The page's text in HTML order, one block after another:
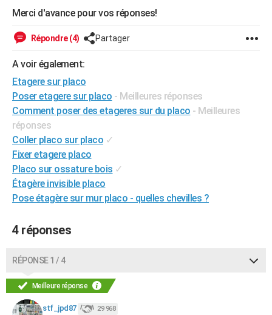
BONS PLANS
CARTE DE VOEUX
Carte de Noël
Carte Bonne année
Carte Saint-Valentin
Carte Pâques
Carte d'anniversaire
DICTIONNAIRE
Dictionnaire
Biographies
Citations
Expressions
Proverbes
PROGRAMME TV
COPAINS D'AVANT
S'inscrire
Se connecter
Lycées
Collèges
Primaires
Universités
Entreprises
Service militaire
Avis de recherche
AVIS DE DÉCÈS
Merci d'avance pour vos réponses!
Répondre (4) Partager
A voir également:
Etagere sur placo
Poser etagere sur placo - Meilleures réponses
Comment poser des etageres sur du placo - Meilleures
réponses
Coller placo sur placo ✓
Fixer etagere placo
Placo sur ossature bois ✓
Étagère invisible placo
Pose étagère sur mur placo - quelles chevilles ?
4 réponses
RÉPONSE 1 / 4
Meilleure réponse
stf_jpd87 29 968